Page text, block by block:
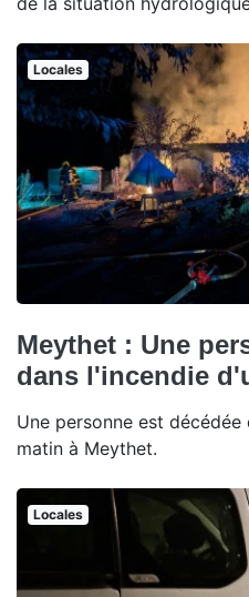
Locales
Meythet : Une
dans l'incendie
Une personne est
matin à Meythet.
Locales